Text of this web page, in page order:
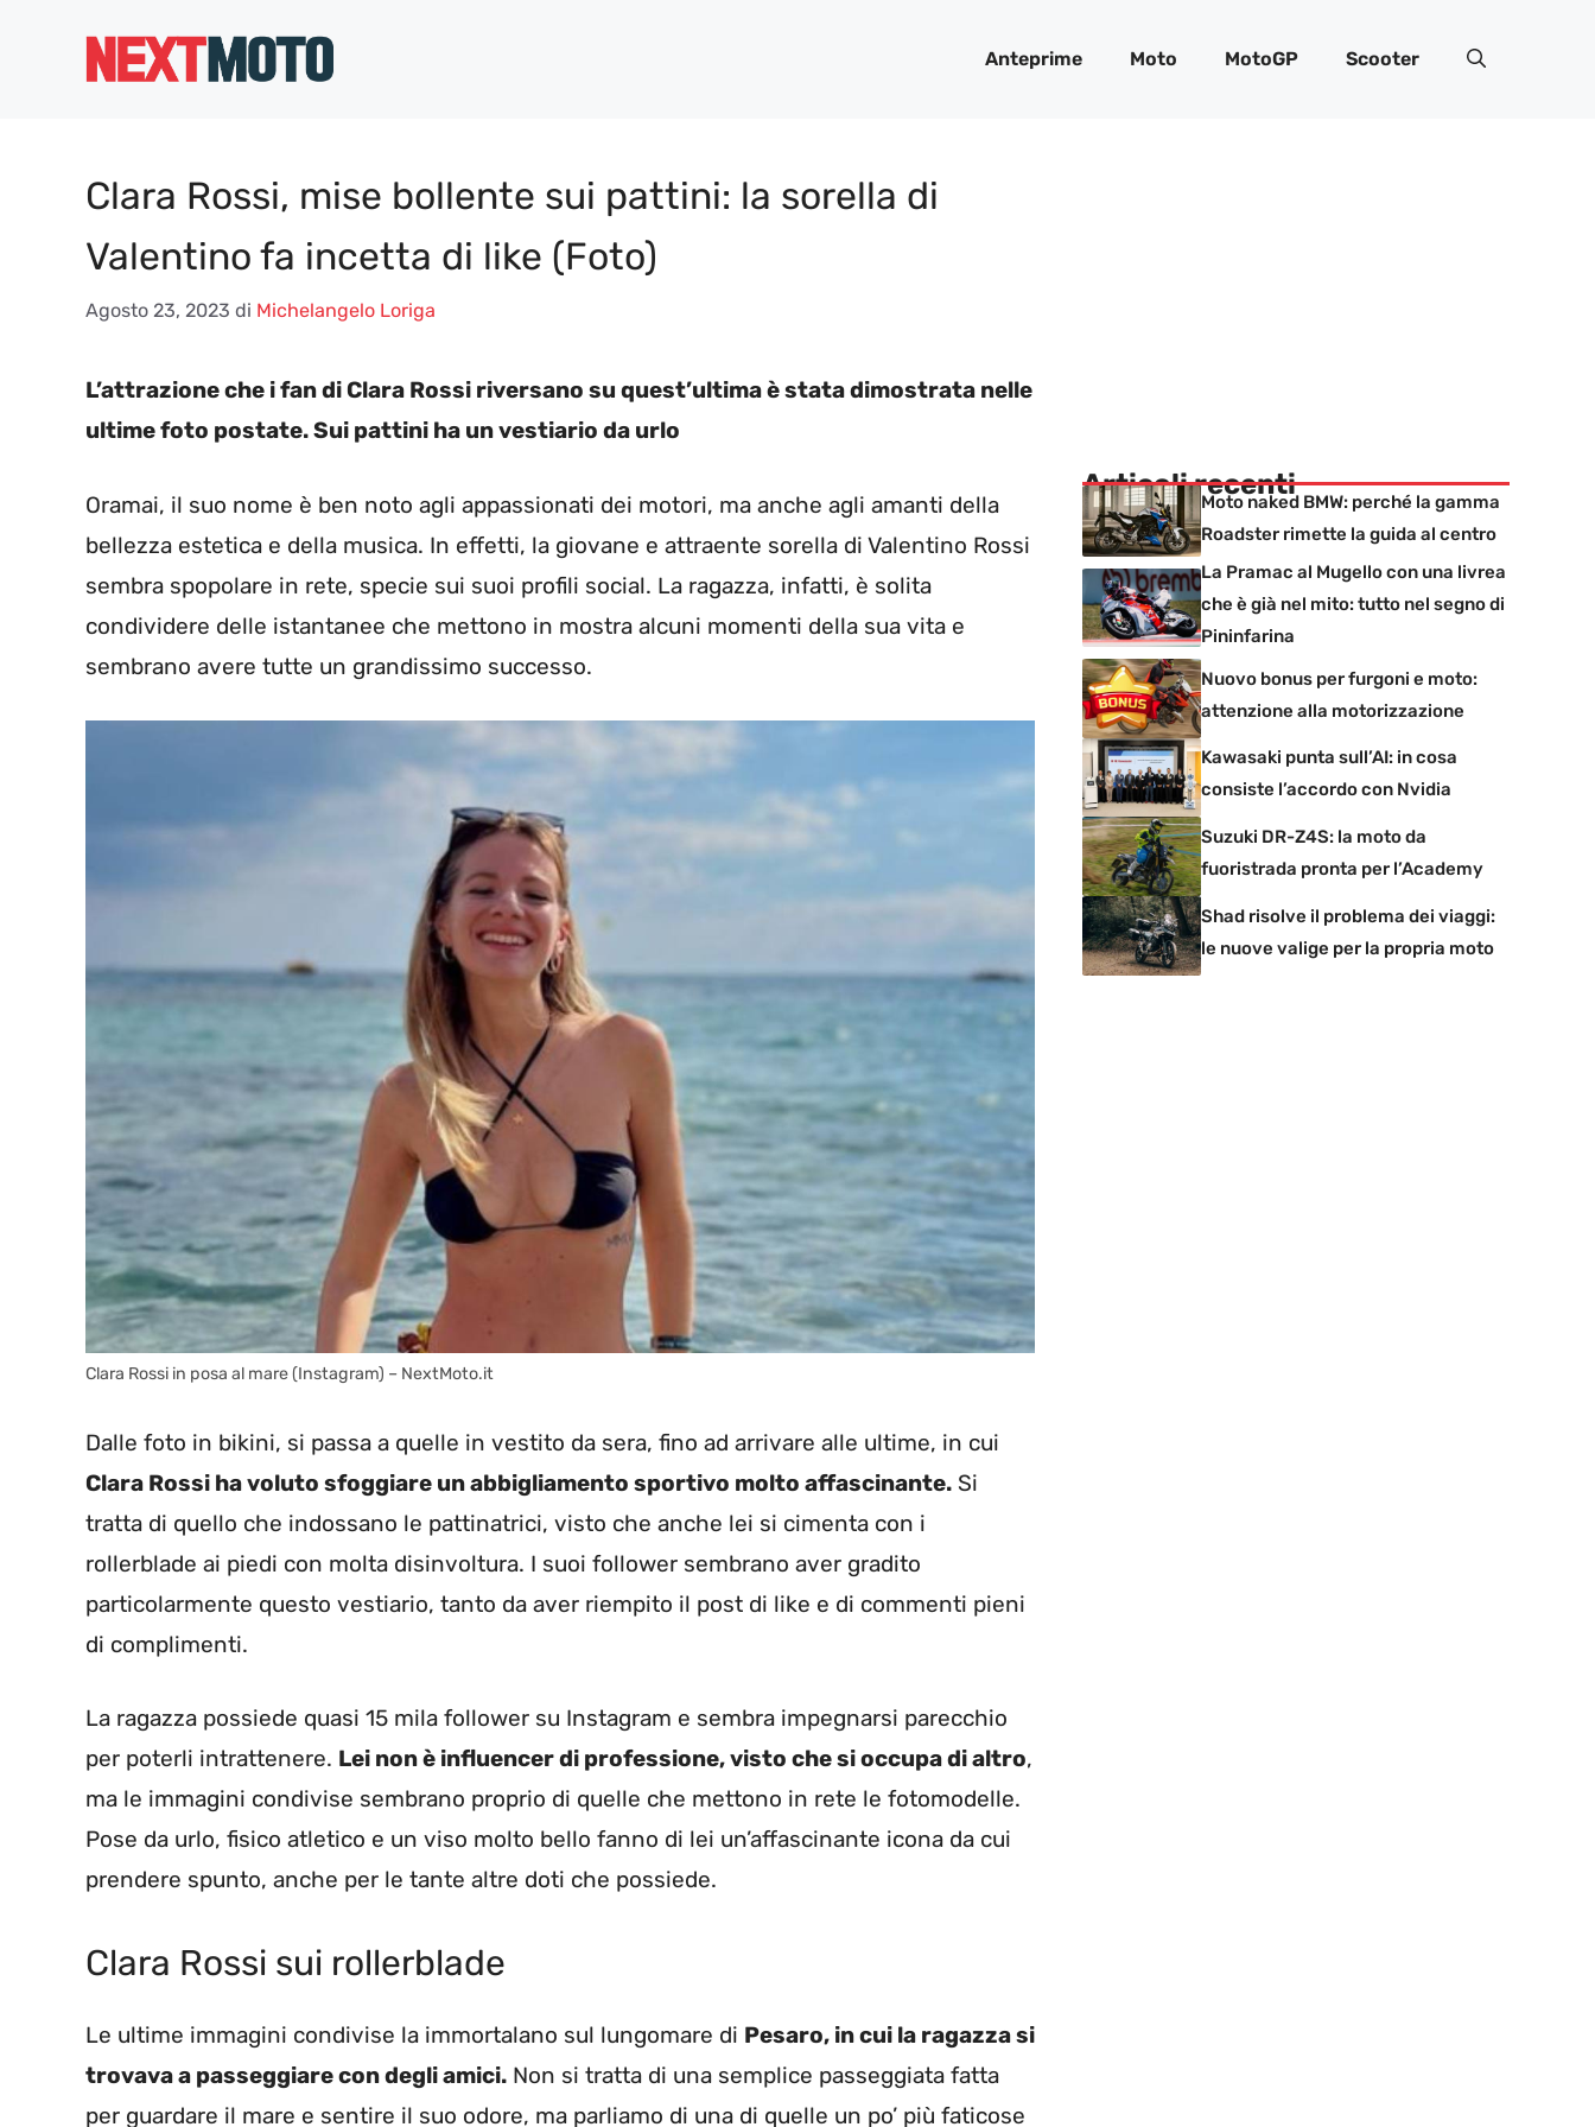
Anteprime Moto MotoGP Scooter
Clara Rossi, mise bollente sui pattini: la sorella di
Valentino fa incetta di like (Foto)
Agosto 23, 2023 di Michelangelo Loriga
L’attrazione che i fan di Clara Rossi riversano su quest’ultima è stata dimostrata nelle
ultime foto postate. Sui pattini ha un vestiario da urlo
Oramai, il suo nome è ben noto agli appassionati dei motori, ma anche agli amanti della
bellezza estetica e della musica. In effetti, la giovane e attraente sorella di Valentino Rossi
sembra spopolare in rete, specie sui suoi profili social. La ragazza, infatti, è solita
condividere delle istantanee che mettono in mostra alcuni momenti della sua vita e
sembrano avere tutte un grandissimo successo.
Clara Rossi in posa al mare (Instagram) – NextMoto.it
Dalle foto in bikini, si passa a quelle in vestito da sera, fino ad arrivare alle ultime, in cui
Clara Rossi ha voluto sfoggiare un abbigliamento sportivo molto affascinante. Si
tratta di quello che indossano le pattinatrici, visto che anche lei si cimenta con i
rollerblade ai piedi con molta disinvoltura. I suoi follower sembrano aver gradito
particolarmente questo vestiario, tanto da aver riempito il post di like e di commenti pieni
di complimenti.
La ragazza possiede quasi 15 mila follower su Instagram e sembra impegnarsi parecchio
per poterli intrattenere. Lei non è influencer di professione, visto che si occupa di altro,
ma le immagini condivise sembrano proprio di quelle che mettono in rete le fotomodelle.
Pose da urlo, fisico atletico e un viso molto bello fanno di lei un’affascinante icona da cui
prendere spunto, anche per le tante altre doti che possiede.
Clara Rossi sui rollerblade
Le ultime immagini condivise la immortalano sul lungomare di Pesaro, in cui la ragazza si
trovava a passeggiare con degli amici. Non si tratta di una semplice passeggiata fatta
per guardare il mare e sentire il suo odore, ma parliamo di una di quelle un po’ più faticose
Articoli recenti
Moto naked BMW: perché la gamma
Roadster rimette la guida al centro
La Pramac al Mugello con una livrea
che è già nel mito: tutto nel segno di
Pininfarina
Nuovo bonus per furgoni e moto:
attenzione alla motorizzazione
Kawasaki punta sull’AI: in cosa
consiste l’accordo con Nvidia
Suzuki DR-Z4S: la moto da
fuoristrada pronta per l’Academy
Shad risolve il problema dei viaggi:
le nuove valige per la propria moto